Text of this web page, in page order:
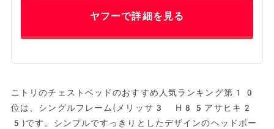
ヤフーで詳細を見る
ニトリのチェストベッドのおすすめ人気ランキング第10
位は、シングルフレーム(メリッサ3 H85アサヒキ2
5)です。シンプルですっきりとしたデザインのヘッドボー